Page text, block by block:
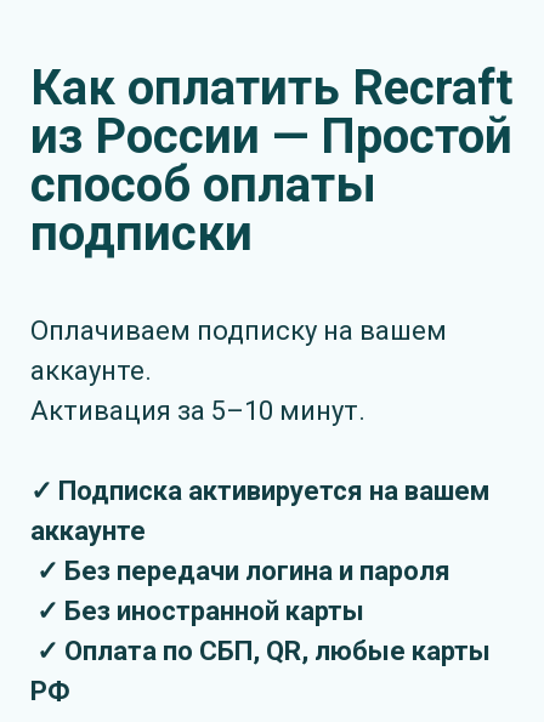
Как оплатить Recraft
из России — Простой
способ оплаты
подписки
Оплачиваем подписку на вашем
аккаунте.
Активация за 5–10 минут.
✓ Подписка активируется на вашем
аккаунте
✓ Без передачи логина и пароля
✓ Без иностранной карты
✓ Оплата по СБП, QR, любые карты
РФ